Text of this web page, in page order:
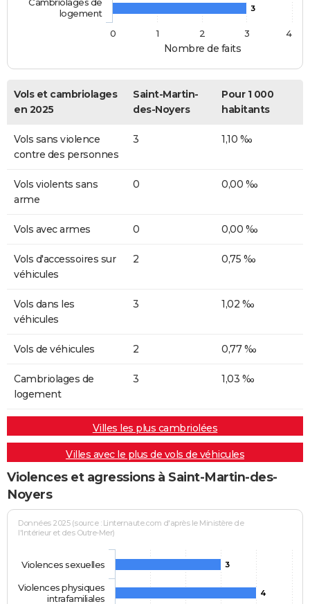
Nombre de faits
3
logement
0
1 2 3 4
Vols et cambriolages
en 2025
Saint-Martin-
des-Noyers
Pour 1 000
habitants
Vols sans violence
contre des personnes
3 1,10 ‰
Vols violents sans
arme
0 0,00 ‰
Vols avec armes 0 0,00 ‰
Vols d'accessoires sur
véhicules
2 0,75 ‰
Vols dans les
véhicules
3 1,02 ‰
Vols de véhicules 2 0,77 ‰
Cambriolages de
logement
3 1,03 ‰
Villes les plus cambriolées
Villes avec le plus de vols de véhicules
Violences et agressions à Saint-Martin-des-
Noyers
Données 2025 (source : Linternaute.com d'après le Ministère de
l'Intérieur et des Outre-Mer)
3
4
Violences sexuelles
Violences physiques
intrafamiliales